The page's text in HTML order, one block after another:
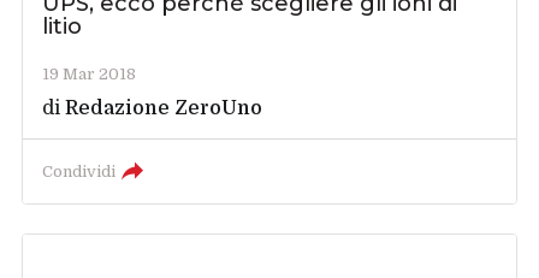
litio
19 Mar 2018
diRedazione ZeroUno
Condividi